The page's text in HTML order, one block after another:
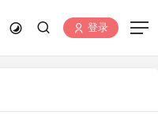
登录